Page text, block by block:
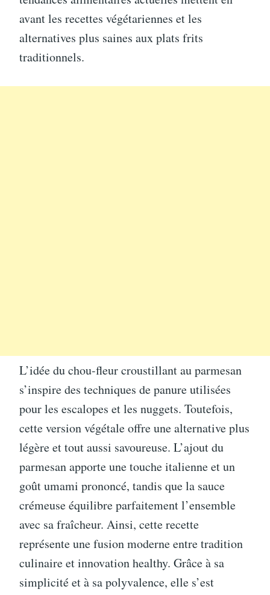
avant les recettes végétariennes et les
alternatives plus saines aux plats frits
traditionnels.
L’idée du chou-fleur croustillant au parmesan
s’inspire des techniques de panure utilisées
pour les escalopes et les nuggets. Toutefois,
cette version végétale offre une alternative plus
légère et tout aussi savoureuse. L’ajout du
parmesan apporte une touche italienne et un
goût umami prononcé, tandis que la sauce
crémeuse équilibre parfaitement l’ensemble
avec sa fraîcheur. Ainsi, cette recette
représente une fusion moderne entre tradition
culinaire et innovation healthy. Grâce à sa
simplicité et à sa polyvalence, elle s’est